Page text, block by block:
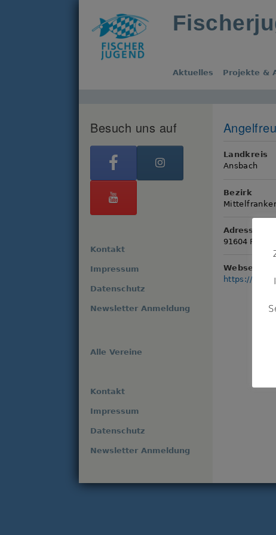
Aktuelles Projekte &
Landkreis
Ansbach
Bezirk
Adresse
91604
Webseite
https://
Besuch uns auf
Kontakt
Impressum
Datenschutz
Newsletter Anmeldung
Alle Vereine
Kontakt
Impressum
Datenschutz
Newsletter Anmeldung